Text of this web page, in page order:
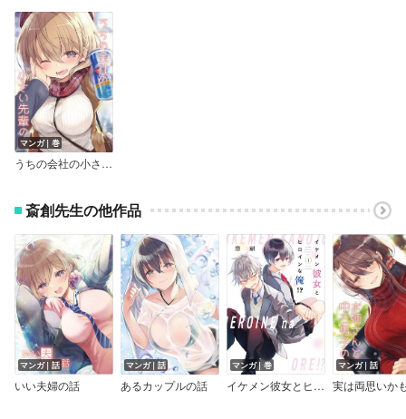
マンガ｜巻
うちの会社の小さい先輩の話【同人版】
斎創先生の他作品
マンガ｜話
いい夫婦の話
マンガ｜話
あるカップルの話
マンガ｜巻
イケメン彼女とヒロインな俺!?
マンガ｜話